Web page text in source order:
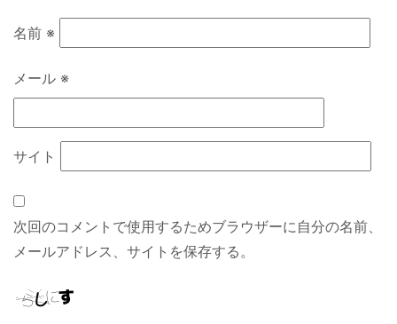
名前 ※
メール ※
サイト
次回のコメントで使用するためブラウザーに自分の名前、
メールアドレス、サイトを保存する。